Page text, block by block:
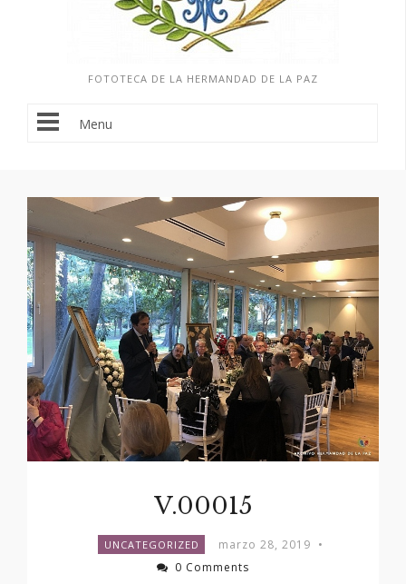
FOTOTECA DE LA HERMANDAD DE LA PAZ
Menu
V.00015
UNCATEGORIZED marzo 28, 2019 •
0 Comments